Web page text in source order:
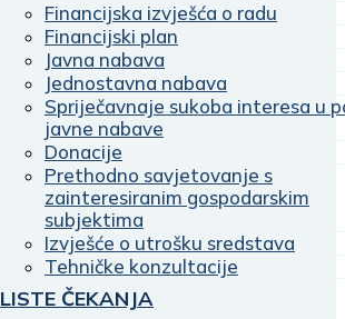
Financijska izvješća o radu
Financijski plan
Javna nabava
Jednostavna nabava
Spriječavnaje sukoba interesa u
javne nabave
Donacije
Prethodno savjetovanje s
zainteresiranim gospodarskim
subjektima
Izvješće o utrošku sredstava
Tehničke konzultacije
LISTE ČEKANJA